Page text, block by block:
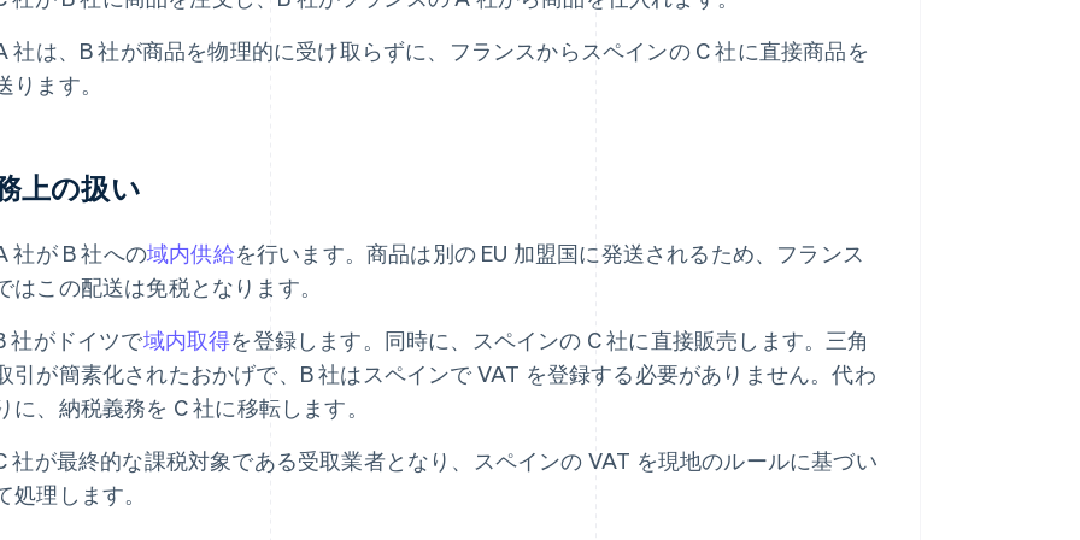
社は、B 社が商品を物理的に受け取らずに、フランスからスペインの C 社に直接商品を
ります。
上の扱い
社が B 社への域内供給を行います。商品は別の EU 加盟国に発送されるため、フランス
はこの配送は免税となります。
社がドイツで域内取得を登録します。同時に、スペインの C 社に直接販売します。三角
引が簡素化されたおかげで、B 社はスペインで VAT を登録する必要がありません。代わ
に、納税義務を C 社に移転します。
社が最終的な課税対象である受取業者となり、スペインの VAT を現地のルールに基づい
処理します。